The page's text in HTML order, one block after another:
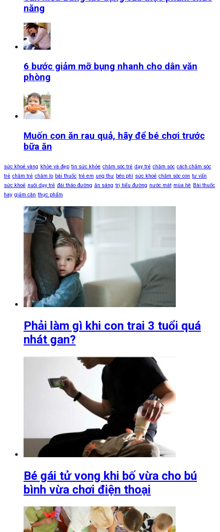
năng
6 bước giảm mỡ bụng nhanh cho dân văn
phòng
Muốn con ăn rau quả, hãy để bé chơi trước
bữa ăn
sức khoẻ vàng khỏe và đẹp tin sức khỏe chăm sóc trẻ dạy trẻ chăm sóc cách chăm sóc
trẻ chăm trẻ chăm lo bài thuốc trẻ em ung thư béo phì sức khoẻ chăm sóc con tư vấn
sức khoẻ nuôi dạy trẻ đái tháo đường ăn sáng trị tiểu đường nước mát mùa hè Bài thuốc
hay giảm cân thực phẩm
Phải làm gì khi con trai 3 tuổi quá
nhát gan?
Bé gái tử vong khi bố vừa cho bú
bình vừa chơi điện thoại